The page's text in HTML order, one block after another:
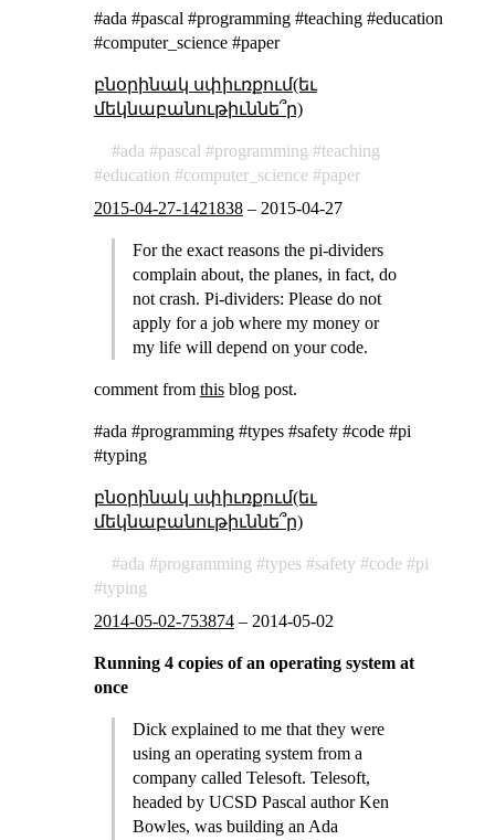
#ada #pascal #programming #teaching #education
#computer_science #paper
բնօրինակ սփիւռքում(եւ
մեկնաբանութիւննե՞ր)
ada pascal programming
teaching
education
computer_science
paper
2015-04-27-1421838– 2015-04-27
For the exact reasons the pi-dividers
complain about, the planes, in fact, do
not crash. Pi-dividers: Please do not
apply for a job where my money or
my life will depend on your code.
comment from thisblog post.
#ada #programming #types #safety #code #pi
#typing
բնօրինակ սփիւռքում(եւ
մեկնաբանութիւննե՞ր)
ada programming types safety code
pi
typing
2014-05-02-753874– 2014-05-02
Running 4 copies of an operating system at
once
Dick explained to me that they were
using an operating system from a
company called Telesoft. Telesoft,
headed by UCSD Pascal author Ken
Bowles, was building an Ada